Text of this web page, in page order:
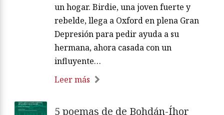
un hogar. Birdie, una joven fuerte y
rebelde, llega a Oxford en plena Gran
Depresión para pedir ayuda a su
hermana, ahora casada con un
influyente…
Leer más
5 poemas de de Bohdán-Íhor